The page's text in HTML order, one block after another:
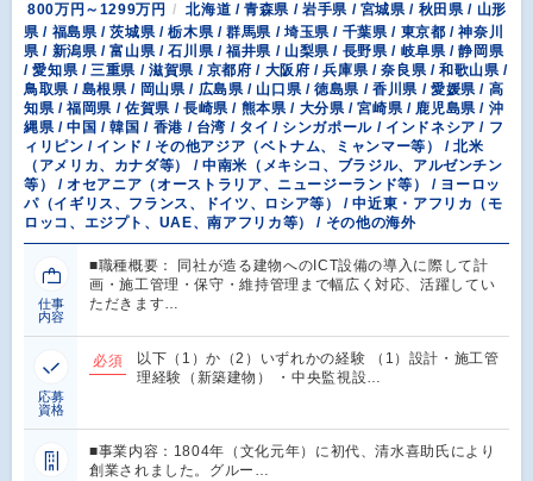
800万円～1299万円
北海道 / 青森県 / 岩手県 / 宮城県 / 秋田県 / 山形
県 / 福島県 / 茨城県 / 栃木県 / 群馬県 / 埼玉県 / 千葉県 / 東京都 / 神奈川
県 / 新潟県 / 富山県 / 石川県 / 福井県 / 山梨県 / 長野県 / 岐阜県 / 静岡県
/ 愛知県 / 三重県 / 滋賀県 / 京都府 / 大阪府 / 兵庫県 / 奈良県 / 和歌山県 /
鳥取県 / 島根県 / 岡山県 / 広島県 / 山口県 / 徳島県 / 香川県 / 愛媛県 / 高
知県 / 福岡県 / 佐賀県 / 長崎県 / 熊本県 / 大分県 / 宮崎県 / 鹿児島県 / 沖
縄県 / 中国 / 韓国 / 香港 / 台湾 / タイ / シンガポール / インドネシア / フ
ィリピン / インド / その他アジア（ベトナム、ミャンマー等） / 北米
（アメリカ、カナダ等） / 中南米（メキシコ、ブラジル、アルゼンチン
等） / オセアニア（オーストラリア、ニュージーランド等） / ヨーロッ
パ（イギリス、フランス、ドイツ、ロシア等） / 中近東・アフリカ（モ
ロッコ、エジプト、UAE、南アフリカ等） / その他の海外
仕事
内容
■職種概要： 同社が造る建物へのICT設備の導入に際して計
画・施工管理・保守・維持管理まで幅広く対応、活躍してい
ただきます…
応募
資格
必須
以下（1）か（2）いずれかの経験 （1）設計・施工管
理経験（新築建物） ・中央監視設…
■事業内容：1804年（文化元年）に初代、清水喜助氏により
創業されました。グルー…